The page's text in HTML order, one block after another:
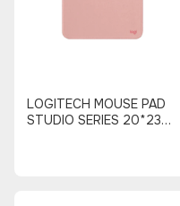
LOGITECH MOUSE PAD
STUDIO SERIES 20*23